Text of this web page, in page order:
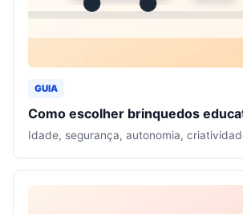
GUIA
Como escolher brinquedos
Idade, segurança, autonomia,